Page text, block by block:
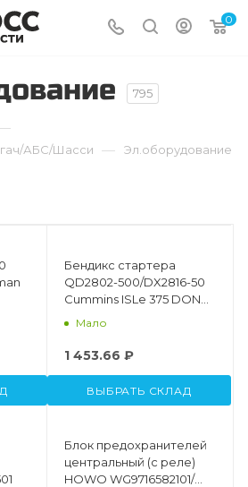
0
795
АБС/Шасси — Эл.оборудование
Бендикс стартера
QD2802-500/DX2816-50
Cummins ISLe 375 DONG
Мало
1 453.66 ₽
ВЫБРАТЬ СКЛАД
Блок предохранителей
центральный (с реле)
HOWO WG9716582101/